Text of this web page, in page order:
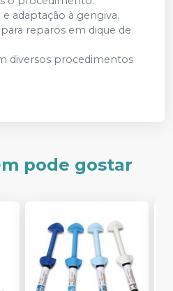
adaptação à gengiva.
reparos em dique de
diversos procedimentos
pode gostar